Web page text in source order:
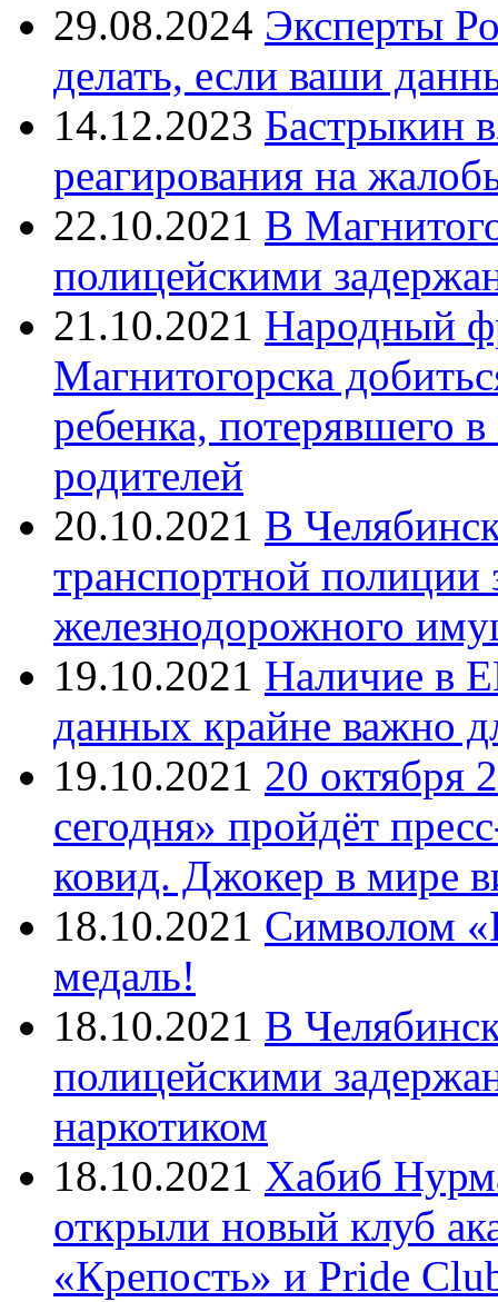
29.08.2024 Эксперты
делать, если ваши
14.12.2023 Бастрыкин
реагирования на
22.10.2021 В
полицейскими
21.10.2021 Народный
Магнитогорска
ребенка, потерявшего
родителей
20.10.2021 В
транспортной
железнодорожного
19.10.2021 Наличие в
данных крайне важно
19.10.2021 20 октября
сегодня» пройдёт
ковид. Джокер в мире
18.10.2021 Символом
медаль!
18.10.2021 В
полицейскими
наркотиком
18.10.2021 Хабиб
открыли новый клуб
«Крепость» и Pride